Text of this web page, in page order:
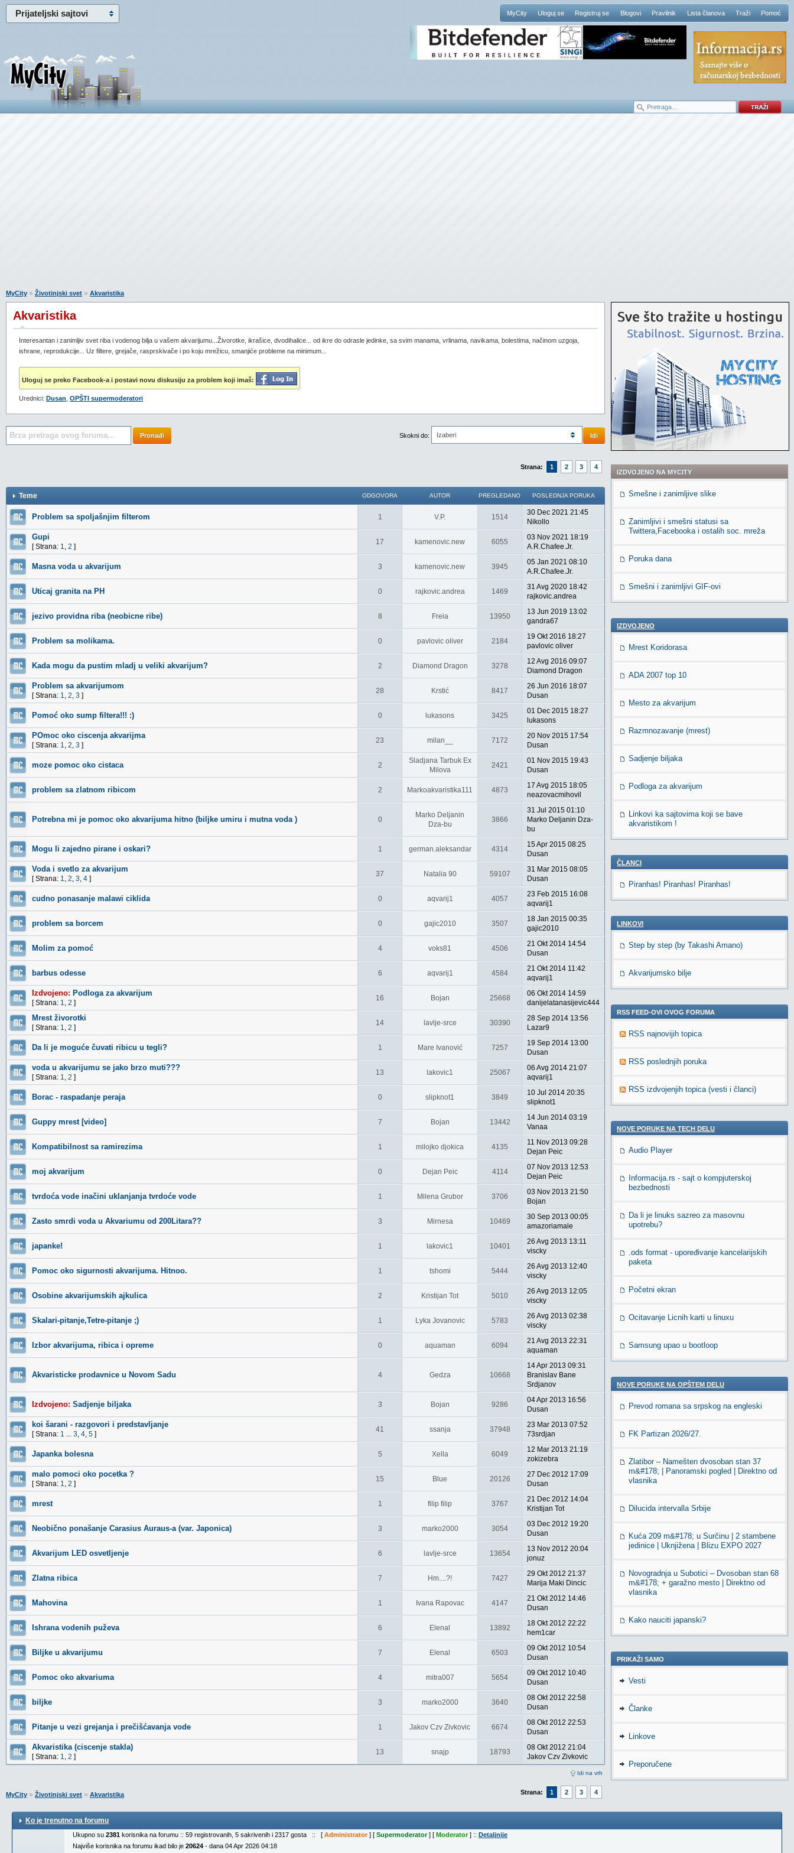
Prijateljski sajtovi MyCity Uloguj se Registruj se Blogovi Pravilnik Lista članova Traži Pomoć
MyCity » Životinjski svet » Akvaristika
Akvaristika
Interesantan i zanimljiv svet riba i vodenog bilja u vašem akvarijumu...Živorotke, ikrašice, dvodihalice... od ikre do odrasle jedinke, sa svim manama, vrlinama, navikama, bolestima, načinom uzgoja,
ishrane, reprodukcije... Uz filtere, grejače, rasprskivače i po koju mrežicu, smanjiće probleme na minimum...
Uloguj se preko Facebook-a i postavi novu diskusiju za problem koji imaš:
Urednici: Dusan OPŠTI supermoderatori
Pronađi Skokni do: Izaberi Idi
Strana: 1 2 3 4
Teme ODGOVORA AUTOR PREGLEDANO POSLEDNJA PORUKA
Idi na vrh
Problem sa spoljašnjim filterom 1 V.P. 1514
30 Dec 2021 21:45
Nikollo
Gupi
[ Strana: 1, 2 ]
17 kamenovic.new 6055
03 Nov 2021 18:19
A.R.Chafee.Jr.
Masna voda u akvarijum 3 kamenovic.new 3945
05 Jan 2021 08:10
A.R.Chafee.Jr.
Uticaj granita na PH 0 rajkovic.andrea 1469
31 Avg 2020 18:42
rajkovic.andrea
jezivo providna riba (neobicne ribe) 8 Freia 13950
13 Jun 2019 13:02
gandra67
Problem sa molikama. 0 pavlovic oliver 2184
19 Okt 2016 18:27
pavlovic oliver
Kada mogu da pustim mladj u veliki akvarijum? 2 Diamond Dragon 3278
12 Avg 2016 09:07
Diamond Dragon
Problem sa akvarijumom
[ Strana: 1, 2, 3 ]
28 Krstić 8417
26 Jun 2016 18:07
Dusan
Pomoć oko sump filtera!!! :) 0 lukasons 3425
01 Dec 2015 18:27
lukasons
POmoc oko ciscenja akvarijma
[ Strana: 1, 2, 3 ]
23 milan__ 7172
20 Nov 2015 17:54
Dusan
moze pomoc oko cistaca 2
Sladjana Tarbuk Ex
Milova
2421
01 Nov 2015 19:43
Dusan
problem sa zlatnom ribicom 2 Markoakvaristika111 4873
17 Avg 2015 18:05
neazovacmihovil
Potrebna mi je pomoc oko akvarijuma hitno (biljke umiru i mutna voda ) 0
Marko Deljanin
Dza-bu
3866
31 Jul 2015 01:10
Marko Deljanin Dza-
bu
Mogu li zajedno pirane i oskari? 1 german.aleksandar 4314
15 Apr 2015 08:25
Dusan
Voda i svetlo za akvarijum
[ Strana: 1, 2, 3, 4 ]
37 Natalia 90 59107
31 Mar 2015 08:05
Dusan
cudno ponasanje malawi ciklida 0 aqvarij1 4057
23 Feb 2015 16:08
aqvarij1
problem sa borcem 0 gajic2010 3507
18 Jan 2015 00:35
gajic2010
Molim za pomoć 4 voks81 4506
21 Okt 2014 14:54
Dusan
barbus odesse 6 aqvarij1 4584
21 Okt 2014 11:42
aqvarij1
Izdvojeno: Podloga za akvarijum
[ Strana: 1, 2 ]
16 Bojan 25668
06 Okt 2014 14:59
danijelatanasijevic444
Mrest živorotki
[ Strana: 1, 2 ]
14 lavlje-srce 30390
28 Sep 2014 13:56
Lazar9
Da li je moguće čuvati ribicu u tegli? 1 Mare Ivanović 7257
19 Sep 2014 13:00
Dusan
voda u akvarijumu se jako brzo muti???
[ Strana: 1, 2 ]
13 lakovic1 25067
06 Avg 2014 21:07
aqvarij1
Borac - raspadanje peraja 0 slipknot1 3849
10 Jul 2014 20:35
slipknot1
Guppy mrest [video] 7 Bojan 13442
14 Jun 2014 03:19
Vanaa
Kompatibilnost sa ramirezima 1 milojko djokica 4135
11 Nov 2013 09:28
Dejan Peic
moj akvarijum 0 Dejan Peic 4114
07 Nov 2013 12:53
Dejan Peic
tvrdoća vode inačini uklanjanja tvrdoće vode 1 Milena Grubor 3706
03 Nov 2013 21:50
Bojan
Zasto smrdi voda u Akvariumu od 200Litara?? 3 Mirnesa 10469
30 Sep 2013 00:05
amazoriamale
japanke! 1 lakovic1 10401
26 Avg 2013 13:11
viscky
Pomoc oko sigurnosti akvarijuma. Hitnoo. 1 tshomi 5444
26 Avg 2013 12:40
viscky
Osobine akvarijumskih ajkulica 2 Kristijan Tot 5010
26 Avg 2013 12:05
viscky
Skalari-pitanje,Tetre-pitanje ;) 1 Lyka Jovanovic 5783
26 Avg 2013 02:38
viscky
Izbor akvarijuma, ribica i opreme 0 aquaman 6094
21 Avg 2013 22:31
aquaman
Akvaristicke prodavnice u Novom Sadu 4 Gedza 10668
14 Apr 2013 09:31
Branislav Bane
Srdjanov
Izdvojeno: Sadjenje biljaka 3 Bojan 9286
04 Apr 2013 16:56
Dusan
koi šarani - razgovori i predstavljanje
[ Strana: 1 ... 3, 4, 5 ]
41 ssanja 37948
23 Mar 2013 07:52
73srdjan
Japanka bolesna 5 Xella 6049
12 Mar 2013 21:19
zokizebra
malo pomoci oko pocetka ?
[ Strana: 1, 2 ]
15 Blue 20126
27 Dec 2012 17:09
Dusan
mrest 1 filip filip 3767
21 Dec 2012 14:04
Kristijan Tot
Neobično ponašanje Carasius Auraus-a (var. Japonica) 3 marko2000 3054
03 Dec 2012 19:20
Dusan
Akvarijum LED osvetljenje 6 lavlje-srce 13654
13 Nov 2012 20:04
jonuz
Zlatna ribica 7 Hm....?! 7427
29 Okt 2012 21:37
Marija Maki Dincic
Mahovina 1 Ivana Rapovac 4147
21 Okt 2012 14:46
Dusan
Ishrana vodenih puževa 6 Elenal 13892
18 Okt 2012 22:22
hem1car
Biljke u akvarijumu 7 Elenal 6503
09 Okt 2012 10:54
Dusan
Pomoc oko akvariuma 4 mitra007 5654
09 Okt 2012 10:40
Dusan
biljke 3 marko2000 3640
08 Okt 2012 22:58
Dusan
Pitanje u vezi grejanja i prečišćavanja vode 1 Jakov Czv Zivkovic 6674
08 Okt 2012 22:53
Dusan
Akvaristika (ciscenje stakla)
[ Strana: 1, 2 ]
13 snajp 18793
08 Okt 2012 21:04
Jakov Czv Zivkovic
Strana: 1 2 3 4
MyCity » Životinjski svet » Akvaristika
IZDVOJENO NA MYCITY
Smešne i zanimljive slike
Zanimljivi i smešni statusi sa
Twittera,Facebooka i ostalih soc. mreža
Poruka dana
Smešni i zanimljivi GIF-ovi
IZDVOJENO
Mrest Koridorasa
ADA 2007 top 10
Mesto za akvarijum
Razmnozavanje (mrest)
Sadjenje biljaka
Podloga za akvarijum
Linkovi ka sajtovima koji se bave
akvaristikom !
ČLANCI
Piranhas! Piranhas! Piranhas!
LINKOVI
Step by step (by Takashi Amano)
Akvarijumsko bilje
RSS FEED-OVI OVOG FORUMA
RSS najnovijih topica
RSS poslednjih poruka
RSS izdvojenjih topica (vesti i članci)
NOVE PORUKE NA TECH DELU
Audio Player
Informacija.rs - sajt o kompjuterskoj
bezbednosti
Da li je linuks sazreo za masovnu
upotrebu?
.ods format - upoređivanje kancelarijskih
paketa
Početni ekran
Ocitavanje Licnih karti u linuxu
Samsung upao u bootloop
NOVE PORUKE NA OPŠTEM DELU
Prevod romana sa srpskog na engleski
FK Partizan 2026/27.
Zlatibor – Namešten dvosoban stan 37
m&#178; | Panoramski pogled | Direktno od
vlasnika
Dilucida intervalla Srbije
Kuća 209 m&#178; u Surčinu | 2 stambene
jedinice | Uknjižena | Blizu EXPO 2027
Novogradnja u Subotici – Dvosoban stan 68
m&#178; + garažno mesto | Direktno od
vlasnika
Kako nauciti japanski?
PRIKAŽI SAMO
Vesti
Članke
Linkove
Preporučene
Ko je trenutno na forumu
Ukupno su 2381 korisnika na forumu :: 59 registrovanih, 5 sakrivenih i 2317 gosta :: [ Administrator] [ Supermoderator] [ Moderator] :: Detaljnije
Najviše korisnika na forumu ikad bilo je 20624 - dana 04 Apr 2026 04:18